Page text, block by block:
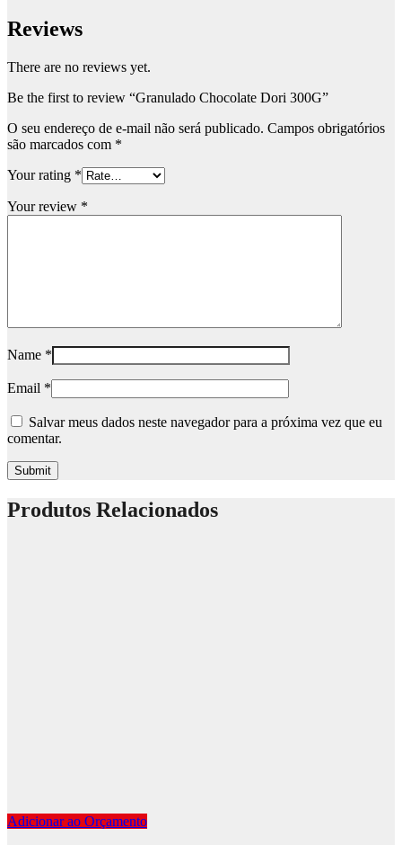
Reviews
There are no reviews yet.
Be the first to review “Granulado Chocolate Dori 300G”
O seu endereço de e-mail não será publicado. Campos obrigatórios
são marcados com *
Your rating *
Your review *
Name *
Email *
Salvar meus dados neste navegador para a próxima vez que eu
comentar.
Produtos Relacionados
Adicionar ao Orçamento